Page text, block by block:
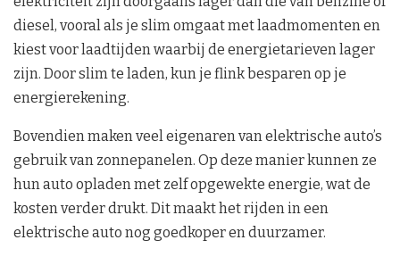
diesel, vooral als je slim omgaat met laadmomenten en
kiest voor laadtijden waarbij de energietarieven lager
zijn. Door slim te laden, kun je flink besparen op je
energierekening.
Bovendien maken veel eigenaren van elektrische auto’s
gebruik van zonnepanelen. Op deze manier kunnen ze
hun auto opladen met zelf opgewekte energie, wat de
kosten verder drukt. Dit maakt het rijden in een
elektrische auto nog goedkoper en duurzamer.